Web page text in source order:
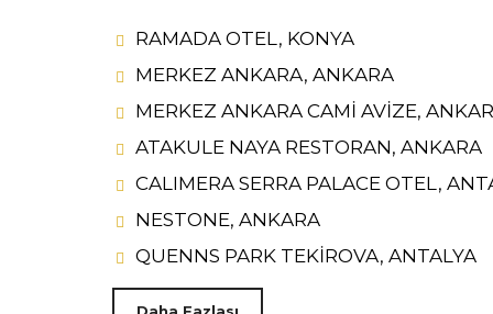
RAMADA OTEL, KONYA
MERKEZ ANKARA, ANKARA
MERKEZ ANKARA CAMİ AVİZE,
ATAKULE NAYA RESTORAN, ANKARA
CALIMERA SERRA PALACE OTEL,
NESTONE, ANKARA
QUENNS PARK TEKİROVA, ANTALYA
Daha Fazlası